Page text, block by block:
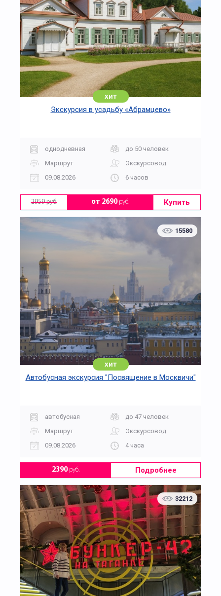
хит
Экскурсия в усадьбу «Абрамцево»
однодневная
до 50 человек
Маршрут
Экскурсовод
09.08.2026
6 часов
2959 руб. от 2690руб. Купить
15580
хит
Автобусная экскурсия "Посвящение в Москвичи"
автобусная
до 47 человек
Маршрут
Экскурсовод
09.08.2026
4 часа
2390руб. Подробнее
32212